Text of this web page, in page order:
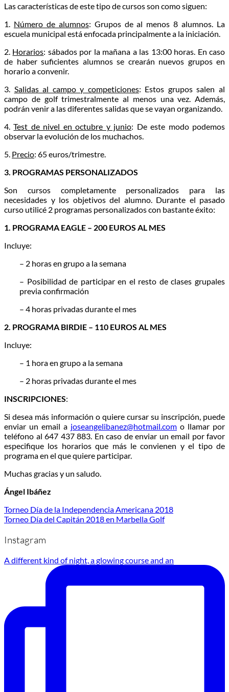
Las características de este tipo de cursos son como siguen:
1. Número de alumnos: Grupos de al menos 8 alumnos. La
escuela municipal está enfocada principalmente a la iniciación.
2. Horarios: sábados por la mañana a las 13:00 horas. En caso
de haber suficientes alumnos se crearán nuevos grupos en
horario a convenir.
3. Salidas al campo y competiciones: Estos grupos salen al
campo de golf trimestralmente al menos una vez. Además,
podrán venir a las diferentes salidas que se vayan organizando.
4.Test de nivel en octubre y junio: De este modo podemos
observar la evolución de los muchachos.
5. Precio: 65 euros/trimestre.
3. PROGRAMAS PERSONALIZADOS
Son cursos completamente personalizados para las
necesidades y los objetivos del alumno. Durante el pasado
curso utilicé 2 programas personalizados con bastante éxito:
1. PROGRAMA EAGLE – 200 EUROS AL MES
Incluye:
– 2 horas en grupo a la semana
– Posibilidad de participar en el resto de clases grupales
previa confirmación
– 4 horas privadas durante el mes
2. PROGRAMA BIRDIE – 110 EUROS AL MES
Incluye:
– 1 hora en grupo a la semana
– 2 horas privadas durante el mes
INSCRIPCIONES:
Si desea más información o quiere cursar su inscripción, puede
enviar un email a joseangelibanez@hotmail.com o llamar por
teléfono al 647 437 883. En caso de enviar un email por favor
especifique los horarios que más le convienen y el tipo de
programa en el que quiere participar.
Muchas gracias y un saludo.
Ángel Ibáñez
Torneo Día de la Independencia Americana 2018
Torneo Día del Capitán 2018 en Marbella Golf
Instagram
A different kind of night, a glowing course and an